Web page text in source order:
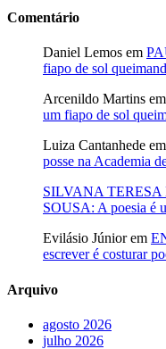
Comentário
Daniel Lemos em
fiapo de sol
Arcenildo Martins em
um fiapo de sol
Luiza Cantanhede em
posse na Academia
SILVANA TERESA
SOUSA: A poesia é
Evilásio Júniorem
escrever é costurar
Arquivo
agosto 2026
julho 2026